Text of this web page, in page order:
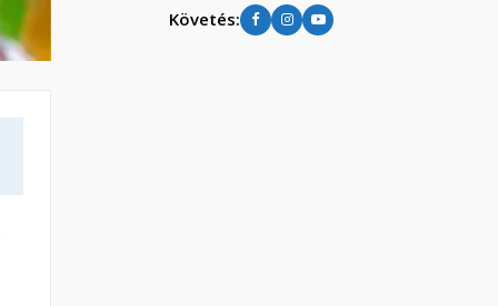
Követés: